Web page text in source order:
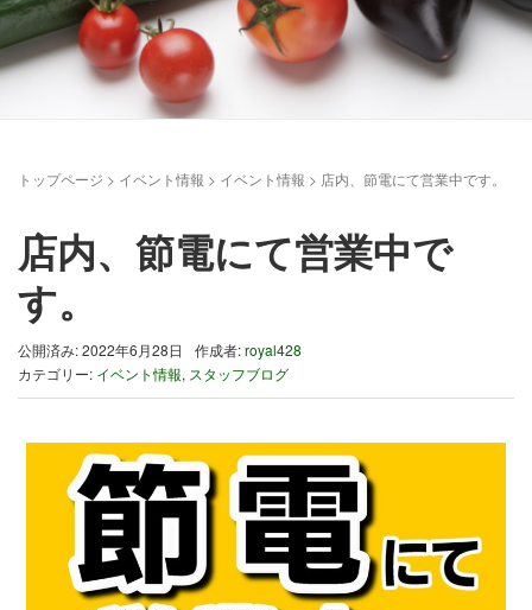
トップページ > イベント情報 > イベント情報 > 店内、節電にて営業中です。
店内、節電にて営業中で
す。
公開済み: 2022年6月28日 作成者:royal428
カテゴリー: イベント情報, スタッフブログ